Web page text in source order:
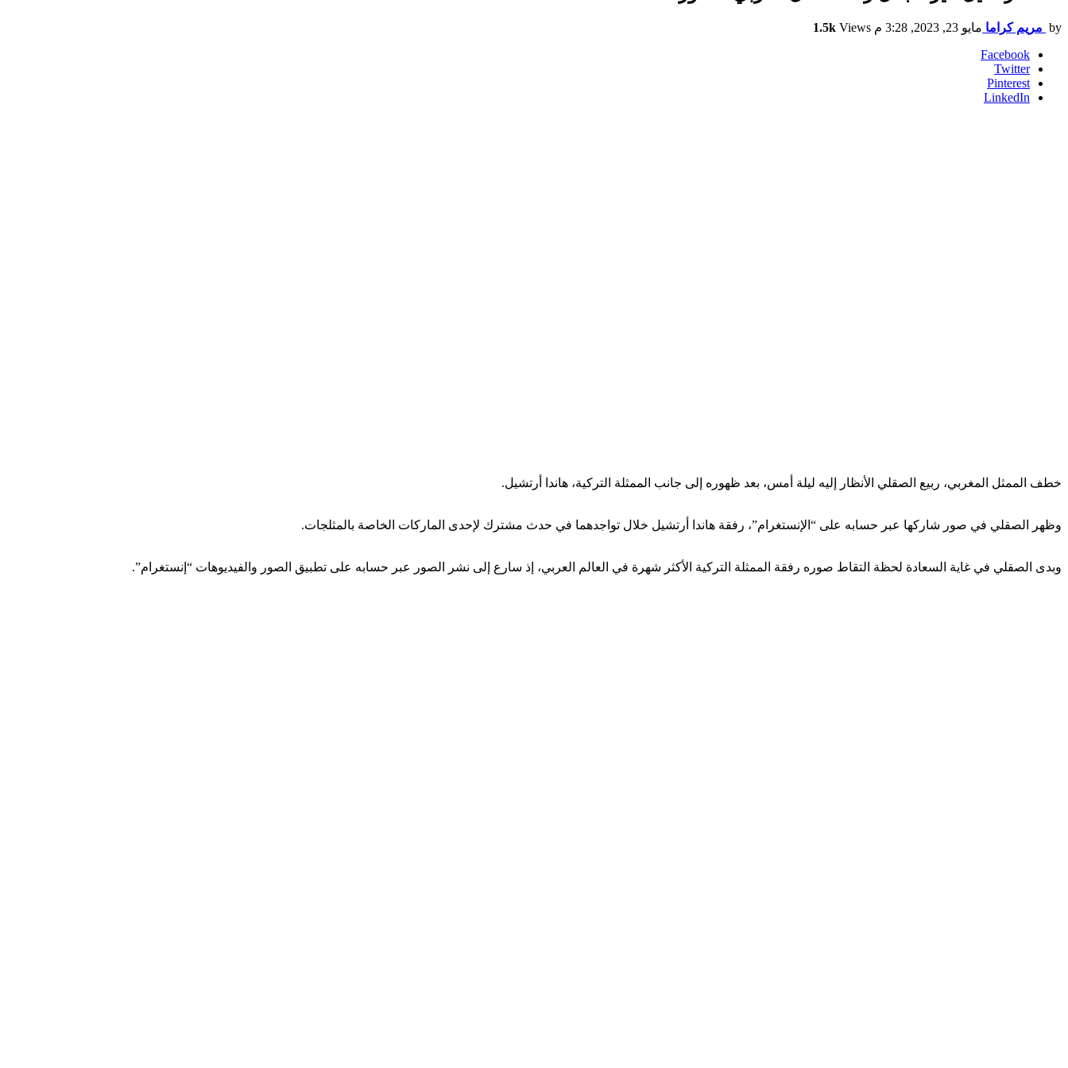
by مريم كراما مايو 23, 2023, 3:28 م 1.5k Views
Facebook
Twitter
Pinterest
LinkedIn
خطف الممثل المغربي، ربيع الصقلي الأنظار إليه ليلة أمس، بعد ظهوره إلى جانب الممثلة التركية، هاندا أرتشيل.
وظهر الصقلي في صور شاركها عبر حسابه على “الإنستغرام”، رفقة هاندا أرتشيل خلال تواجدهما في حدث مشترك لإحدى الماركات الخاصة بالمثلجات.
وبدى الصقلي في غاية السعادة لحظة التقاط صوره رفقة الممثلة التركية الأكثر شهرة في العالم العربي، إذ سارع إلى نشر الصور عبر حسابه على تطبيق الصور والفيديوهات “إنستغرام”.